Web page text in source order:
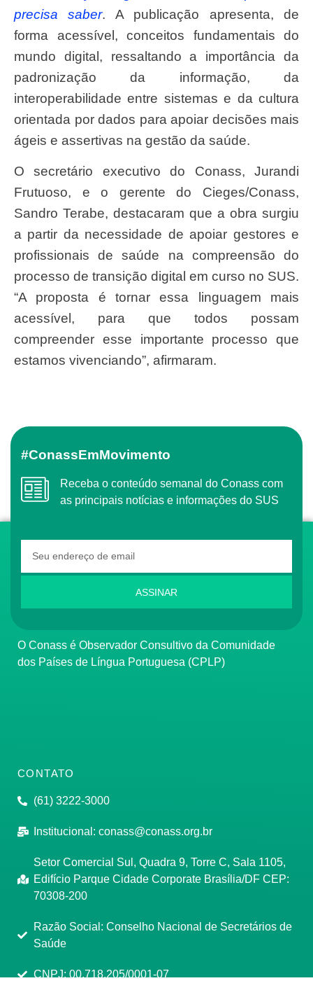
precisa saber. A publicação apresenta, de
forma acessível, conceitos fundamentais do
mundo digital, ressaltando a importância da
padronização da informação, da
interoperabilidade entre sistemas e da cultura
orientada por dados para apoiar decisões mais
ágeis e assertivas na gestão da saúde.
O secretário executivo do Conass, Jurandi
Frutuoso, e o gerente do Cieges/Conass,
Sandro Terabe, destacaram que a obra surgiu
a partir da necessidade de apoiar gestores e
profissionais de saúde na compreensão do
processo de transição digital em curso no SUS.
“A proposta é tornar essa linguagem mais
acessível, para que todos possam
compreender esse importante processo que
estamos vivenciando”, afirmaram.
#ConassEmMovimento
Receba o conteúdo semanal do Conass com
as principais notícias e informações do SUS
ASSINAR
O Conass é Observador Consultivo da Comunidade
dos Países de Língua Portuguesa (CPLP)
CONTATO
(61) 3222-3000
Institucional: conass@conass.org.br
Setor Comercial Sul, Quadra 9, Torre C, Sala 1105,
Edifício Parque Cidade Corporate Brasília/DF CEP:
70308-200
Razão Social: Conselho Nacional de Secretários de
Saúde
CNPJ: 00.718.205/0001-07